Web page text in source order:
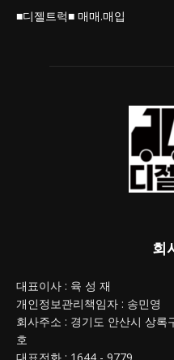
■디젤트럭■ 매매.매입
회
대표이사 : 육 성 재
개인정보관리책임자 : 송민영
회사주소 : 경기도 안산시 상
호